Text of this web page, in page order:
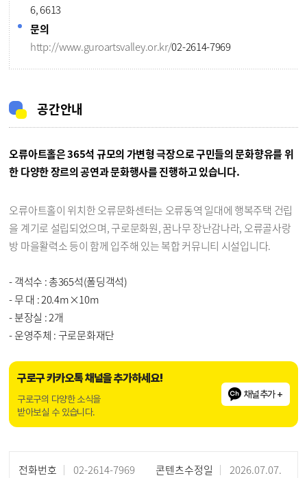
6, 6613
문의
http://www.guroartsvalley.or.kr/02-2614-7969
공간안내
오류아트홀은 365석 규모의 가변형 극장으로 구민들의 문화향유를 위
한 다양한 장르의 공연과 문화행사를 진행하고 있습니다.
오류아트홀이 위치한 오류문화센터는 오류동역 일대에 행복주택 건립
을 계기로 설립되었으며, 구로문화원, 꿈나무 장난감나라, 오류골사랑
방 마을활력소 등이 함께 입주해 있는 복합 커뮤니티 시설입니다.
- 객석수 : 총365석(폴딩객석)
- 무 대 : 20.4m×10m
- 분장실 : 2개
- 운영주체 : 구로문화재단
구로구 카카오톡 채널을 추가하세요!
구로구의 다양한 소식을
받아보실 수 있습니다.
채널추가 +
전화번호 02-2614-7969 콘텐츠수정일 2026.07.07.